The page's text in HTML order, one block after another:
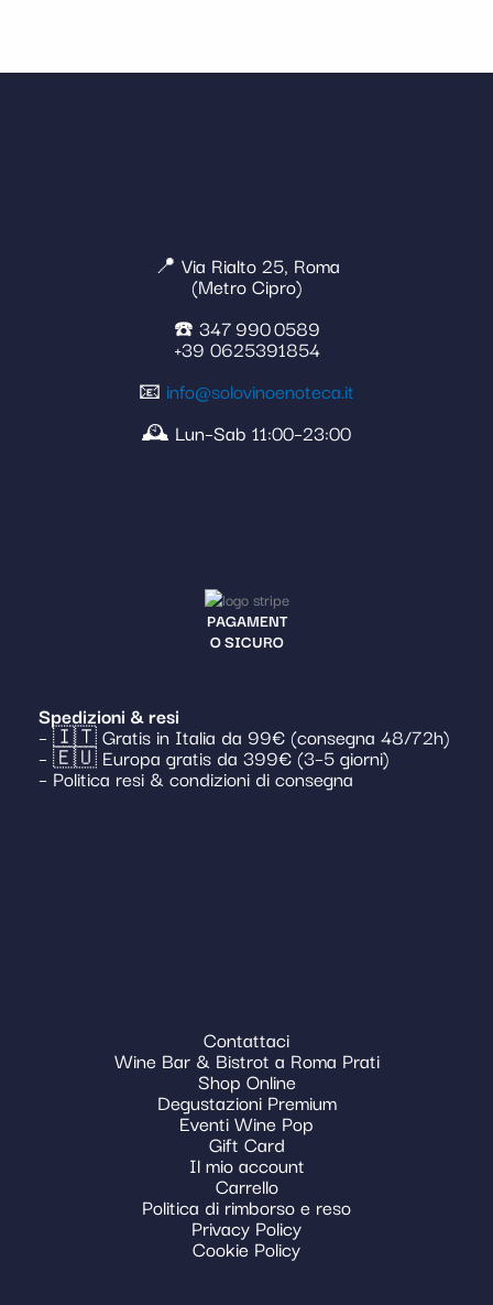
📍 Via Rialto 25, Roma
(Metro Cipro)
☎️ 347 990 0589
+39 0625391854
📧 info@solovinoenoteca.it
🕰️ Lun–Sab 11:00–23:00
PAGAMENT
O SICURO
Spedizioni & resi
– 🇮🇹 Gratis in Italia da 99€ (consegna 48/72h)
– 🇪🇺 Europa gratis da 399€ (3–5 giorni)
– Politica resi & condizioni di consegna
Contattaci
Wine Bar & Bistrot a Roma Prati
Shop Online
Degustazioni Premium
Eventi Wine Pop
Gift Card
Il mio account
Carrello
Politica di rimborso e reso
Privacy Policy
Cookie Policy